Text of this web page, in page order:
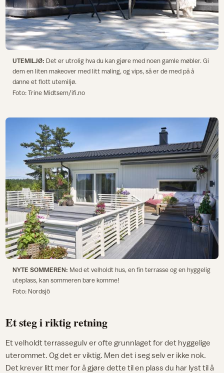
UTEMILJØ: Det er utrolig hva du kan gjøre med noen gamle møbler. Gi
dem en liten makeover med litt maling, og vips, så er de med på å
danne et flott utemiljø.
Foto: Trine Midtsem/ifi.no
NYTE SOMMEREN: Med et velholdt hus, en fin terrasse og en hyggelig
uteplass, kan sommeren bare komme!
Foto: Nordsjö
Et steg i riktig retning
Et velholdt terrassegulv er ofte grunnlaget for det hyggelige
uterommet. Og det er viktig. Men det i seg selv er ikke nok.
Det krever litt mer for å gjøre dette til en plass du har lyst til å